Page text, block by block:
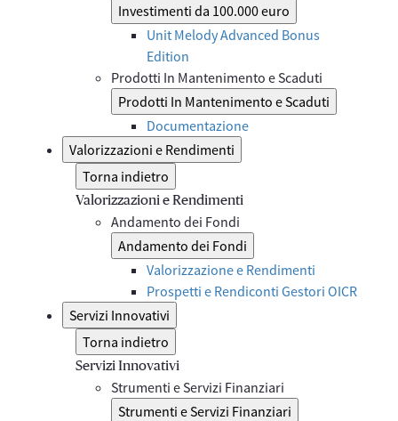
Investimenti da 100.000 euro
Unit Melody Advanced Bonus
Edition
Prodotti In Mantenimento e Scaduti
Prodotti In Mantenimento e Scaduti
Documentazione
Valorizzazioni e Rendimenti
Torna indietro
Valorizzazioni e Rendimenti
Andamento dei Fondi
Andamento dei Fondi
Valorizzazione e Rendimenti
Prospetti e Rendiconti Gestori OICR
Servizi Innovativi
Torna indietro
Servizi Innovativi
Strumenti e Servizi Finanziari
Strumenti e Servizi Finanziari